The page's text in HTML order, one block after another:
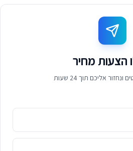
הצעות מחיר
אליכם תוך 24 שעות